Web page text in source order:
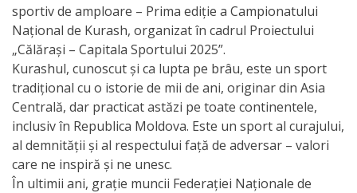
de
Stat
al
Actelor
Locale
Primăria
sportiv de amploare – Prima ediție a Campionatului
Național de Kurash, organizat în cadrul Proiectului
„Călărași – Capitala Sportului 2025”.
Kurashul, cunoscut și ca lupta pe brâu, este un sport
tradițional cu o istorie de mii de ani, originar din Asia
Centrală, dar practicat astăzi pe toate continentele,
inclusiv în Republica Moldova. Este un sport al curajului,
al demnității și al respectului față de adversar – valori
care ne inspiră și ne unesc.
În ultimii ani, grație muncii Federației Naționale de